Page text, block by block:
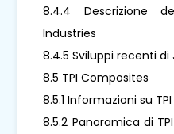
8.4.4 Descrizione
Industries
8.4.5 Sviluppi recenti di
8.5 TPI Composites
8.5.1 Informazioni su
8.5.2 Panoramica di